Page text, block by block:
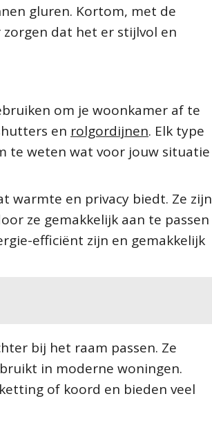
gluren. Kortom, met de
dat het er stijlvol en
om je woonkamer af te
en rolgordijnen. Elk type
te weten wat voor jouw situatie
warmte en privacy biedt. Ze zijn
ze gemakkelijk aan te passen
efficiënt zijn en gemakkelijk
bij het raam passen. Ze
in moderne woningen.
of koord en bieden veel